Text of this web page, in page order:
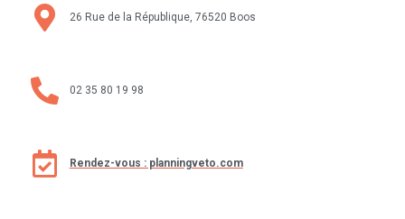
26 Rue de la République, 76520 Boos
02 35 80 19 98
Rendez-vous : planningveto.com